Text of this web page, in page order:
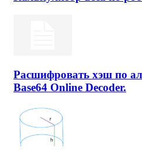
Расшифровать хэш по
Base64 Online Decoder.